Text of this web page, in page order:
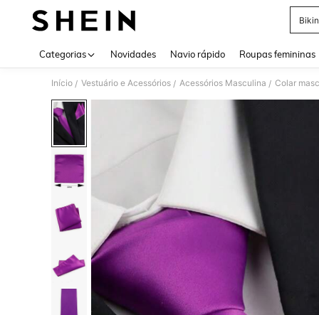
Categorias Novidades Navio rápido Roupas femininas
Início / Vestuário e Acessórios / Acessórios Masculina / Colar